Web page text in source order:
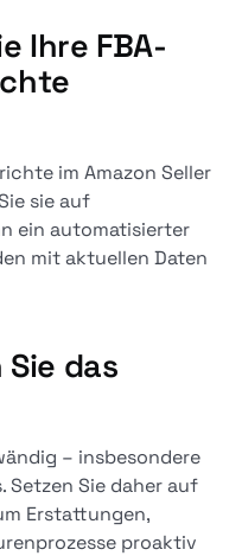
Ihre FBA-
im Amazon Seller
sie auf
ein automatisierter
mit aktuellen Daten
das
– insbesondere
Sie daher auf
Erstattungen,
proaktiv